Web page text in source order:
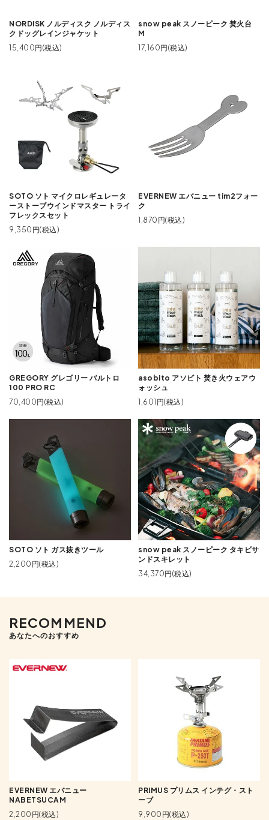
NORDISK ノルディスク ノルディス
クドッグレインジャケット
15,400円(税込)
snow peak スノーピーク 焚火台
M
17,160円(税込)
SOTO ソト マイクロレギュレータ
ーストーブウインドマスター トライ
フレックスセット
9,350円(税込)
EVERNEW エバニュー tim2フォー
ク
1,870円(税込)
GREGORY グレゴリー バルトロ
100 PRO RC
70,400円(税込)
asobito アソビト 焚き火ウェアウ
ォッシュ
1,601円(税込)
SOTO ソト ガス抜きツール
2,200円(税込)
snow peak スノーピーク タキビサ
ンドスキレット
34,370円(税込)
RECOMMEND
あなたへのおすすめ
EVERNEW エバニュー
NABETSUCAM
2,200円(税込)
PRIMUS プリムス インテグ・スト
ーブ
9,900円(税込)